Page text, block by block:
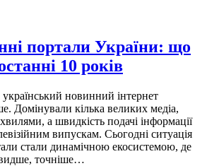
портали України: що
10 років
новинний інтернет
Домінували кілька великих медіа,
а швидкість подачі інформації
випускам. Сьогодні ситуація
стали динамічною екосистемою, де
точніше…